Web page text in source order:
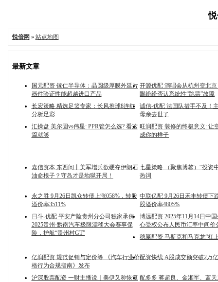
悦倍网 » 站点地图
最新文章
国元配资 镓仁半导体：晶圆级厚膜外延片
器件验证性能超越进口产品
开源优配 演唱会从杭州变北
眼纷纷否认系统性“跳票”故障
长宏策略 精选足篮专家：长风推球8连红
分析足彩
诚信-优配 法国队措手不及！
母亲去世了
汇操盘 美尔固vs伟星: PPR管怎么选? 看这
篇就够
旺润配资 装修的终极意义: 让
成你的样子
嘉信资本 东西问丨美军增兵欲硬夺伊朗石
油命根子？守岛才是地狱开局！
七星策略 （聚焦博鳌）“投资
热词
永之胜 9月26日凯众转债上涨058%，转股
溢价率3511%
中联亿配 9月26日禾丰转债下
股溢价率4805%
日斗-优配 平安产险贵州分公司独家承保
2025贵州·黔南汽车极限漂移大会赛事保
险，护航“贵州村GT”
博远配资 2025年11月14日中
心受权公布人民币汇率中间价
稳赢配资 马斯克和马克龙“杠
亿润配资 规范促销与定价等 《汽车行业价
格行为合规指南》发布
配资快线 A股成交额突破2万
沪深股票配资 一财主播说｜美伊又称恢复 配多多 蒋超良、金湘军、蓝